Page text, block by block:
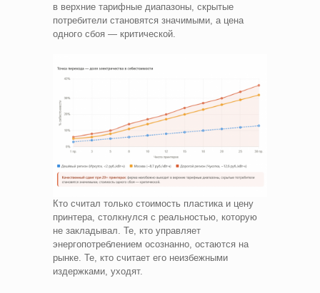
в верхние тарифные диапазоны, скрытые
потребители становятся значимыми, а цена
одного сбоя — критической.
Кто считал только стоимость пластика и цену
принтера, столкнулся с реальностью, которую
не закладывал. Те, кто управляет
энергопотреблением осознанно, остаются на
рынке. Те, кто считает его неизбежными
издержками, уходят.